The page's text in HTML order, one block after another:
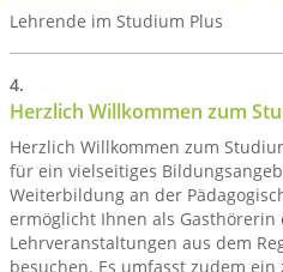
Lehrende im Studium Plus
Herzlich Willkommen zum
Herzlich Willkommen zum
für ein vielseitiges
Weiterbildung an der
ermöglicht Ihnen als Gasthörerin
Lehrveranstaltungen aus dem
besuchen. Es umfasst zudem